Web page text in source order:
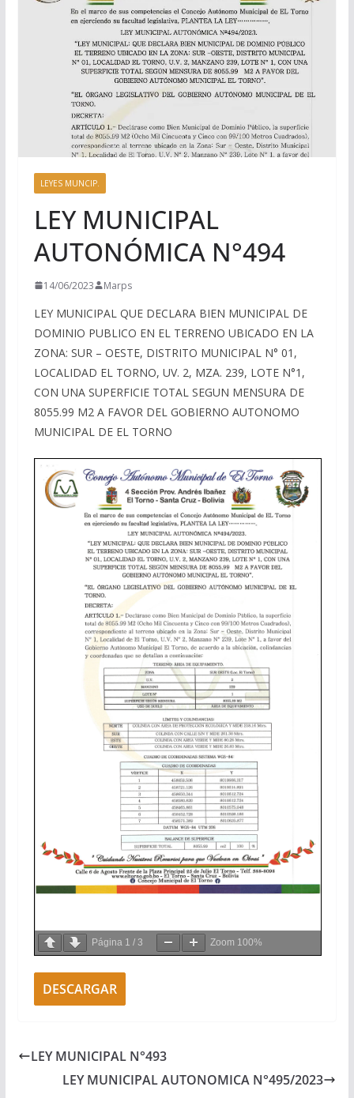
LEYES MUNCIP.
LEY MUNICIPAL
AUTONÓMICA N°494
14/06/2023 Marps
LEY MUNICIPAL QUE DECLARA BIEN MUNICIPAL DE
DOMINIO PUBLICO EN EL TERRENO UBICADO EN LA
ZONA: SUR – OESTE, DISTRITO MUNICIPAL N° 01,
LOCALIDAD EL TORNO, UV. 2, MZA. 239, LOTE N°1,
CON UNA SUPERFICIE TOTAL SEGUN MENSURA DE
8055.99 M2 A FAVOR DEL GOBIERNO AUTONOMO
MUNICIPAL DE EL TORNO
Página 1 / 3 Zoom 100%
DESCARGAR
LEY MUNICIPAL N°493
LEY MUNICIPAL AUTONOMICA N°495/2023